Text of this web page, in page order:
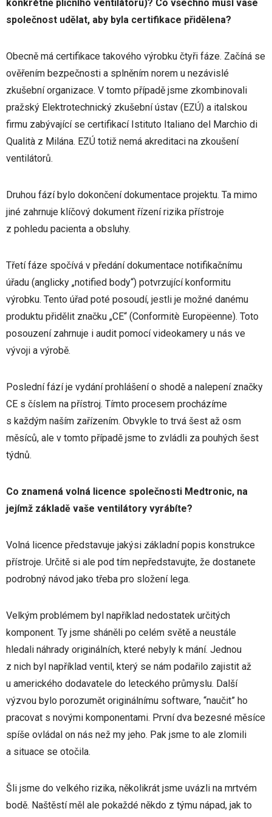
konkrétně plicního ventilátoru)? Co všechno musí vaše
společnost udělat, aby byla certifikace přidělena?
Obecně má certifikace takového výrobku čtyři fáze. Začíná se
ověřením bezpečnosti a splněním norem u nezávislé
zkušební organizace. V tomto případě jsme zkombinovali
pražský Elektrotechnický zkušební ústav (EZÚ) a italskou
firmu zabývající se certifikací Istituto Italiano del Marchio di
Qualità z Milána. EZÚ totiž nemá akreditaci na zkoušení
ventilátorů.
Druhou fází bylo dokončení dokumentace projektu. Ta mimo
jiné zahrnuje klíčový dokument řízení rizika přístroje
z pohledu pacienta a obsluhy.
Třetí fáze spočívá v předání dokumentace notifikačnímu
úřadu (anglicky „notified body“) potvrzující konformitu
výrobku. Tento úřad poté posoudí, jestli je možné danému
produktu přidělit značku „CE“ (Conformitè Europëenne). Toto
posouzení zahrnuje i audit pomocí videokamery u nás ve
vývoji a výrobě.
Poslední fází je vydání prohlášení o shodě a nalepení značky
CE s číslem na přístroj. Tímto procesem procházíme
s každým naším zařízením. Obvykle to trvá šest až osm
měsíců, ale v tomto případě jsme to zvládli za pouhých šest
týdnů.
Co znamená volná licence společnosti Medtronic, na
jejímž základě vaše ventilátory vyrábíte?
Volná licence představuje jakýsi základní popis konstrukce
přístroje. Určitě si ale pod tím nepředstavujte, že dostanete
podrobný návod jako třeba pro složení lega.
Velkým problémem byl například nedostatek určitých
komponent. Ty jsme sháněli po celém světě a neustále
hledali náhrady originálních, které nebyly k mání. Jednou
z nich byl například ventil, který se nám podařilo zajistit až
u amerického dodavatele do leteckého průmyslu. Další
výzvou bylo porozumět originálnímu software, “naučit” ho
pracovat s novými komponentami. První dva bezesné měsíce
spíše ovládal on nás než my jeho. Pak jsme to ale zlomili
a situace se otočila.
Šli jsme do velkého rizika, několikrát jsme uvázli na mrtvém
bodě. Naštěstí měl ale pokaždé někdo z týmu nápad, jak to